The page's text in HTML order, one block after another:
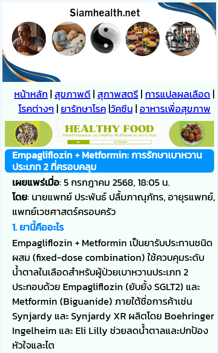
หน้าหลัก | สุขภาพดี | สุภาพสตรี|การแปลผลเลือด |
โรคต่างๆ | ยารักษาโรค |วัคซีน | อาหารเพื่อสุขภาพ
Empagliflozin + Metformin: การรักษาเบาหวาน
ประเภท 2 ที่ครอบคลุม
เผยแพร่เมื่อ: 5 กรกฎาคม 2568, 18:05 น.
โดย: นายแพทย์ ประพันธ์ ปลื้มภาณุภัทร, อายุรแพทย์,
แพทย์เวชศาสตร์ครอบครัว
1. ยานี้คืออะไร
Empagliflozin + Metformin เป็นยารับประทานชนิด
ผสม (fixed-dose combination) ใช้ควบคุมระดับ
น้ำตาลในเลือดสำหรับผู้ป่วยเบาหวานประเภท 2
ประกอบด้วย Empagliflozin (ยับยั้ง SGLT2) และ
Metformin (Biguanide) ภายใต้ชื่อการค้าเช่น
Synjardy และ Synjardy XR ผลิตโดย Boehringer
Ingelheim และ Eli Lilly ช่วยลดน้ำตาลและปกป้อง
หัวใจและไต